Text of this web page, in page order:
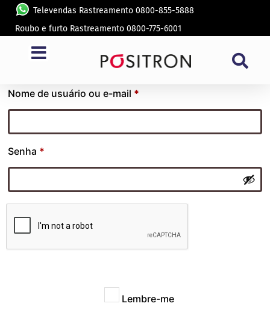
Televendas Rastreamento 0800-855-5888
Roubo e furto Rastreamento 0800-775-6001
Entrar
Nome de usuário ou e-mail *
Senha *
Lembre-me